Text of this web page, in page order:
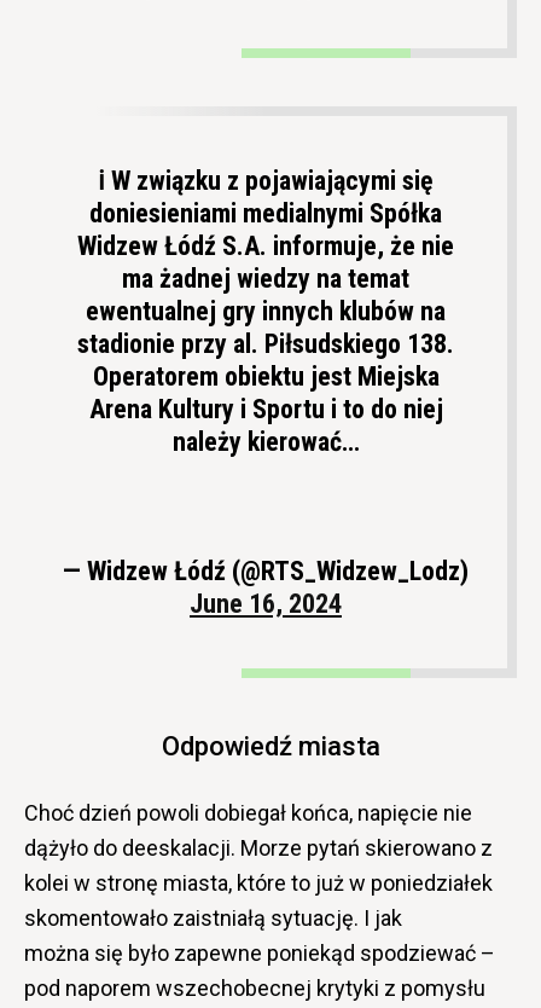
ℹ️ W związku z pojawiającymi się
doniesieniami medialnymi Spółka
Widzew Łódź S.A. informuje, że nie
ma żadnej wiedzy na temat
ewentualnej gry innych klubów na
stadionie przy al. Piłsudskiego 138.
Operatorem obiektu jest Miejska
Arena Kultury i Sportu i to do niej
należy kierować…
— Widzew Łódź (@RTS_Widzew_Lodz)
June 16, 2024
Odpowiedź miasta
Choć dzień powoli dobiegał końca, napięcie nie
dążyło do deeskalacji. Morze pytań skierowano z
kolei w stronę miasta, które to już w poniedziałek
skomentowało zaistniałą sytuację. I jak
można się było zapewne poniekąd spodziewać –
pod naporem wszechobecnej krytyki z pomysłu